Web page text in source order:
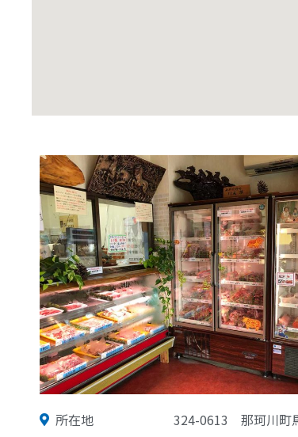
所在地 324-0613 那珂川町